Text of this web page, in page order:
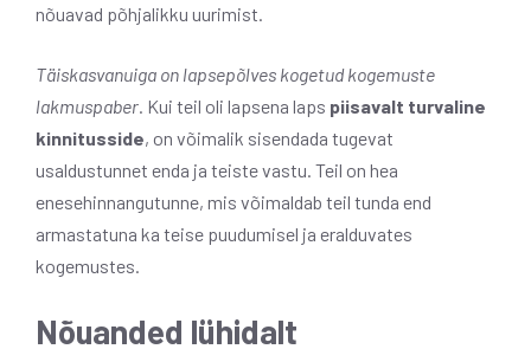
nõuavad põhjalikku uurimist.
Täiskasvanuiga on lapsepõlves kogetud kogemuste
lakmuspaber . Kui teil oli lapsena laps piisavalt turvaline
kinnitusside, on võimalik sisendada tugevat
usaldustunnet enda ja teiste vastu. Teil on hea
enesehinnangutunne, mis võimaldab teil tunda end
armastatuna ka teise puudumisel ja eralduvates
kogemustes.
Nõuanded lühidalt